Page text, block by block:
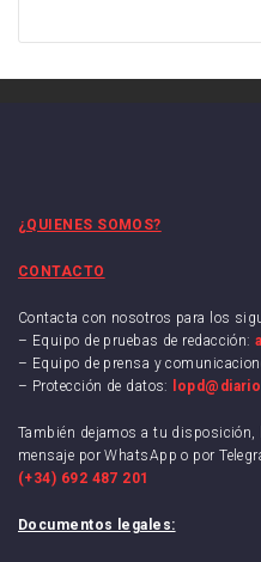
¿QUIENES SOMOS?
CONTACTO
Contacta con nosotros para los
– Equipo de pruebas de redacción:
– Equipo de prensa y
– Protección de datos:
También dejamos a tu
mensaje por WhatsApp o por
(+34) 692 487 201
Documentos legales: